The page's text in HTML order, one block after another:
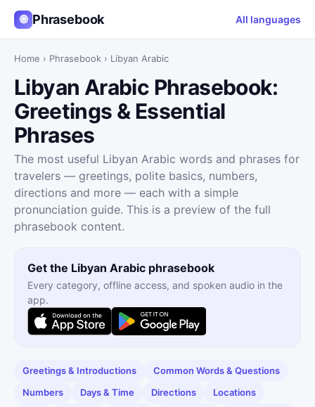
🌐 Phrasebook All languages
Home › Phrasebook › Libyan Arabic
Libyan Arabic Phrasebook:
Greetings & Essential
Phrases
The most useful Libyan Arabic words and phrases for
travelers — greetings, polite basics, numbers,
directions and more — each with a simple
pronunciation guide. This is a preview of the full
phrasebook content.
Get the Libyan Arabic phrasebook
Every category, offline access, and spoken audio in the
app.
Greetings & Introductions
Common Words & Questions
Numbers
Days & Time Directions
Locations